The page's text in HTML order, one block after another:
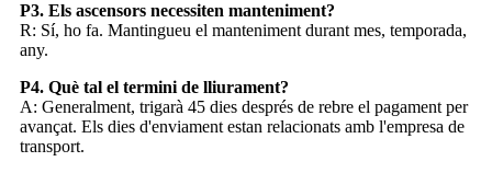
P3. Els ascensors necessiten manteniment?
R: Sí, ho fa. Mantingueu el manteniment durant mes, temporada,
any.
P4. Què tal el termini de lliurament?
A: Generalment, trigarà 45 dies després de rebre el pagament per
avançat. Els dies d'enviament estan relacionats amb l'empresa de
transport.